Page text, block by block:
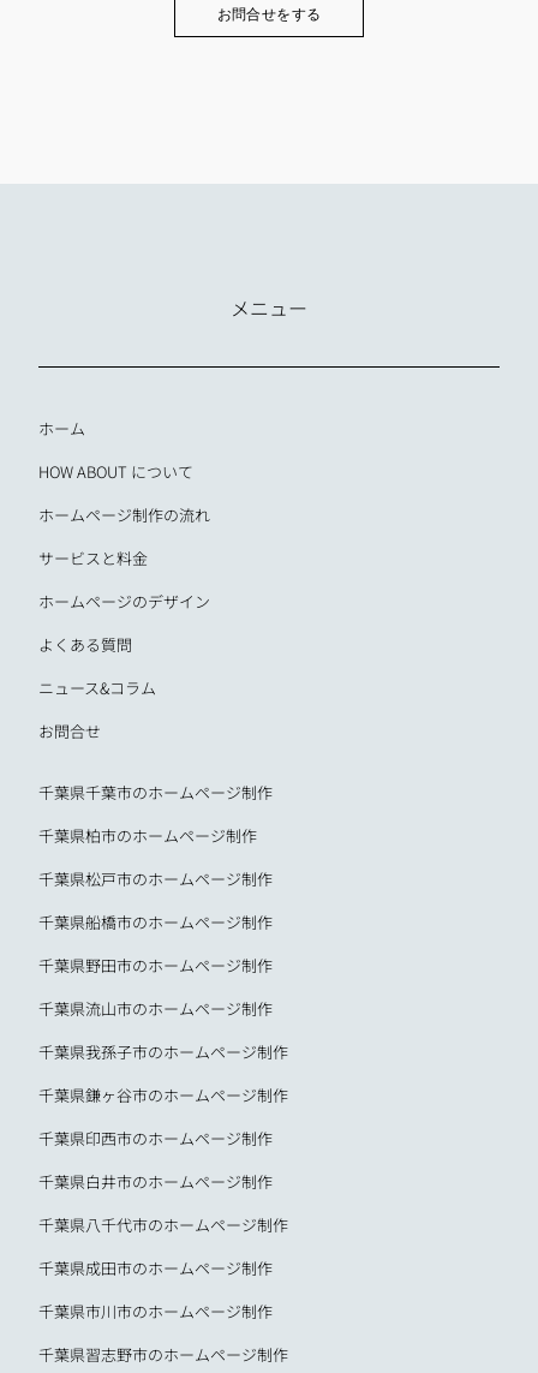
お問合せをする
メニュー
ホーム
HOW ABOUT について
ホームページ制作の流れ
サービスと料金
ホームページのデザイン
よくある質問
ニュース&コラム
お問合せ
千葉県千葉市のホームページ制作
千葉県柏市のホームページ制作
千葉県松戸市のホームページ制作
千葉県船橋市のホームページ制作
千葉県野田市のホームページ制作
千葉県流山市のホームページ制作
千葉県我孫子市のホームページ制作
千葉県鎌ヶ谷市のホームページ制作
千葉県印西市のホームページ制作
千葉県白井市のホームページ制作
千葉県八千代市のホームページ制作
千葉県成田市のホームページ制作
千葉県市川市のホームページ制作
千葉県習志野市のホームページ制作